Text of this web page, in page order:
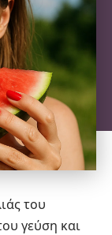
του
γεύση και